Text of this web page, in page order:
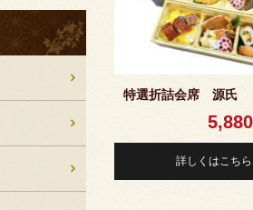
特選折詰会席 源氏
5,880
詳しくはこちら